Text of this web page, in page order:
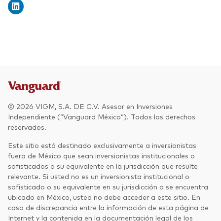
© 2026 VIGM, S.A. DE C.V. Asesor en Inversiones
Independiente (“Vanguard México”). Todos los derechos
reservados.
Este sitio está destinado exclusivamente a inversionistas
fuera de México que sean inversionistas institucionales o
sofisticados o su equivalente en la jurisdicción que resulte
relevante. Si usted no es un inversionista institucional o
sofisticado o su equivalente en su jurisdicción o se encuentra
ubicado en México, usted no debe acceder a este sitio. En
caso de discrepancia entre la información de esta página de
Internet y la contenida en la documentación legal de los